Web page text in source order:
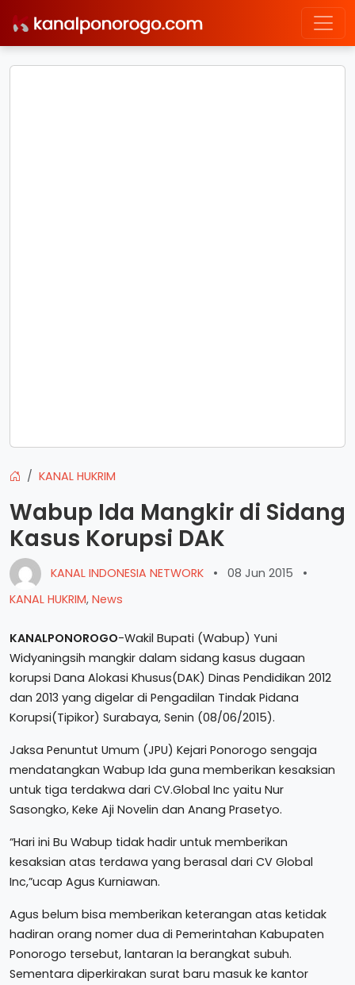
KANAL HUKRIM
Wabup Ida Mangkir di Sidang
Kasus Korupsi DAK
KANAL INDONESIA NETWORK • 08 Jun 2015
•
KANAL HUKRIM, News
KANALPONOROGO-Wakil Bupati (Wabup) Yuni
Widyaningsih mangkir dalam sidang kasus dugaan
korupsi Dana Alokasi Khusus(DAK) Dinas Pendidikan 2012
dan 2013 yang digelar di Pengadilan Tindak Pidana
Korupsi(Tipikor) Surabaya, Senin (08/06/2015).
Jaksa Penuntut Umum (JPU) Kejari Ponorogo sengaja
mendatangkan Wabup Ida guna memberikan kesaksian
untuk tiga terdakwa dari CV.Global Inc yaitu Nur
Sasongko, Keke Aji Novelin dan Anang Prasetyo.
“Hari ini Bu Wabup tidak hadir untuk memberikan
kesaksian atas terdawa yang berasal dari CV Global
Inc,”ucap Agus Kurniawan.
Agus belum bisa memberikan keterangan atas ketidak
hadiran orang nomer dua di Pemerintahan Kabupaten
Ponorogo tersebut, lantaran Ia berangkat subuh.
Sementara diperkirakan surat baru masuk ke kantor